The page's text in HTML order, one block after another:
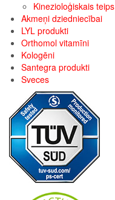
Kinezioloģiskais teips
Akmeņi dziedniecībai
LYL produkti
Orthomol vitamīni
Kologēni
Santegra produkti
Sveces